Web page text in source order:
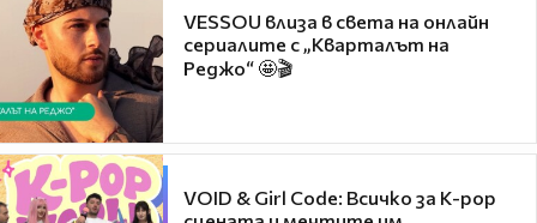
VESSOU влиза в света на онлайн
сериалите с „Кварталът на
Реджо“ 🤩🎬
VOID & Girl Code: Всичко за K-pop